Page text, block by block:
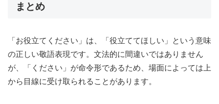
まとめ
「お役立てください」は、「役立ててほしい」という意味
の正しい敬語表現です。文法的に間違いではありません
が、「ください」が命令形であるため、場面によっては上
から目線に受け取られることがあります。